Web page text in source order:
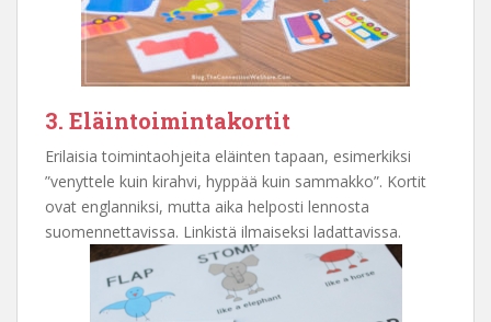
3. Eläintoimintakortit
Erilaisia toimintaohjeita eläinten tapaan, esimerkiksi
”venyttele kuin kirahvi, hyppää kuin sammakko”. Kortit
ovat englanniksi, mutta aika helposti lennosta
suomennettavissa. Linkistä ilmaiseksi ladattavissa.